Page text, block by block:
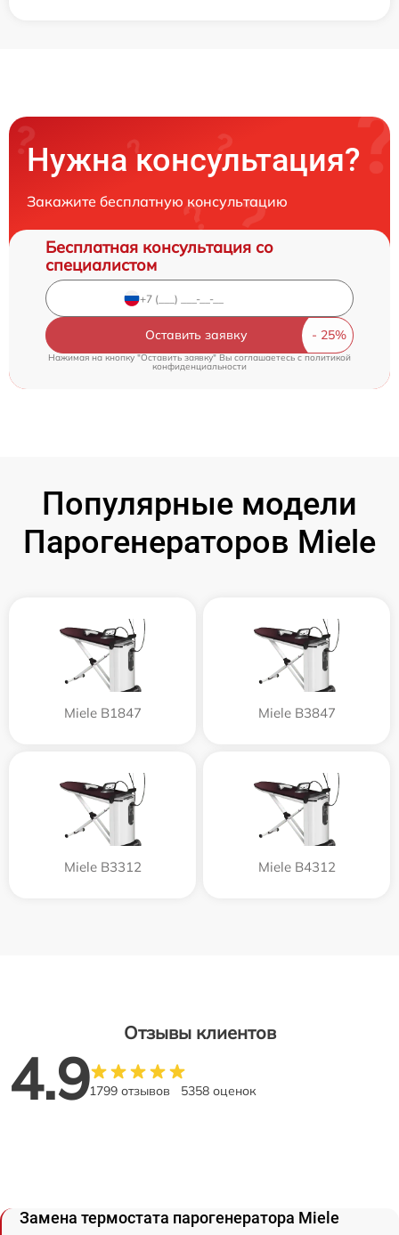
Нужна консультация?
Закажите бесплатную консультацию
Бесплатная консультация со
специалистом
Оставить заявку
Нажимая на кнопку "Оставить заявку" Вы соглашаетесь cполитикой
конфиденциальности
Популярные модели
Парогенераторов Miele
Miele B1847 Miele B3847
Miele B3312 Miele B4312
Отзывы клиентов
4.91799 отзывов 5358 оценок
Замена термостата парогенератора Miele